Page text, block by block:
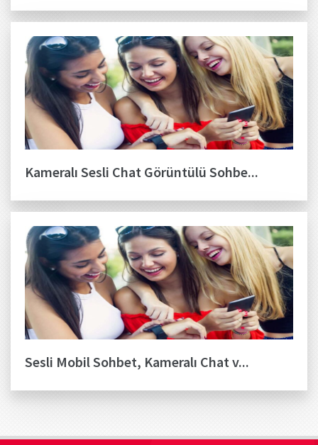
Kameralı Sesli Chat Görüntülü Sohbe...
Sesli Mobil Sohbet, Kameralı Chat v...